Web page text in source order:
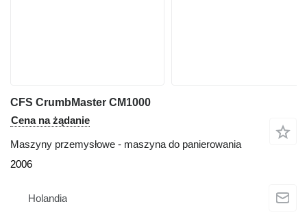
CFS CrumbMaster CM1000
Cena na żądanie
Maszyny przemysłowe - maszyna do panierowania
2006
Holandia